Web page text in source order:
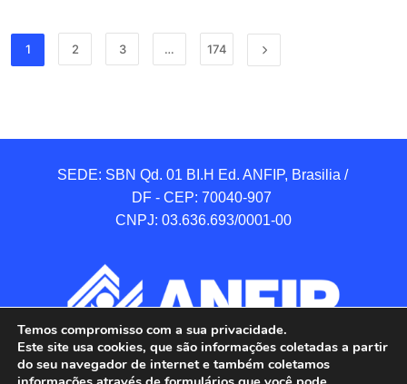
1 2 3 … 174
SEDE: SBN Qd. 01 BI.H Ed. ANFIP, Brasilia /
DF - CEP: 70040-907
CNPJ: 03.636.693/0001-00
Temos compromisso com a sua privacidade.
Este site usa cookies, que são informações coletadas a partir
do seu navegador de internet e também coletamos